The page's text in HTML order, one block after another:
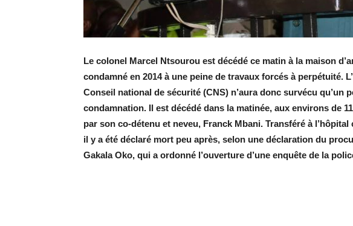
Le colonel Marcel Ntsourou est décédé ce matin à la maison
condamné en 2014 à une peine de travaux forcés à perpétuité.
Conseil national de sécurité (CNS) n’aura donc survécu qu’un
condamnation. Il est décédé dans la matinée, aux environs de
par son co-détenu et neveu, Franck Mbani. Transféré à
il y a été déclaré mort peu après, selon une déclaration du
Gakala Oko, qui a ordonné l’ouverture d’une enquête de la